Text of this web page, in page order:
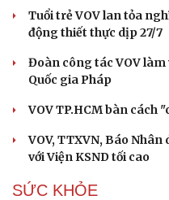
Tuổi trẻ VOV lan tỏa
động thiết thực dịp 27/7
Đoàn công tác VOV
Quốc gia Pháp
VOV TP.HCM bàn cách
VOV, TTXVN, Báo
với Viện KSND tối cao
SỨC KHỎE